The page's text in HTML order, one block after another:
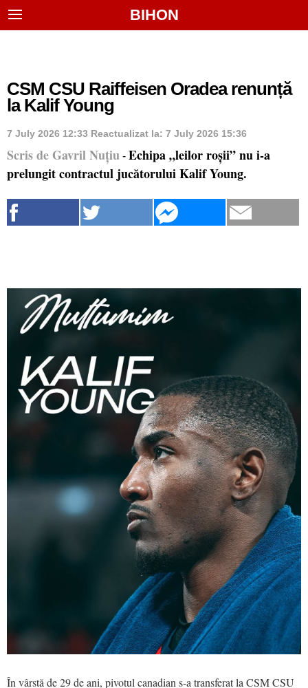
BIHON
CSM CSU Raiffeisen Oradea renunță
la Kalif Young
7 July 2026 12:33 Reactualizat la: 7 July 2026 15:36
Scris de Gavril Nuțiu - Echipa „leilor roșii” nu i-a
prelungit contractul jucătorului Kalif Young.
În vârstă de 29 de ani, pivotul canadian s-a transferat la CSM CSU